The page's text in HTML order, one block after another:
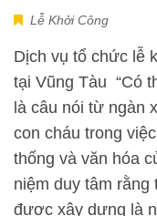
Lễ Khởi Công
Dịch vụ tổ chức lễ
tại Vũng Tàu “Có
là câu nói từ ngàn
con cháu trong
thống và văn hóa
niệm duy tâm rằng
được xây dựng là